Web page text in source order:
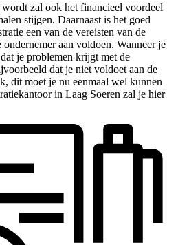
zal ook het financieel voordeel
stijgen. Daarnaast is het goed
een van de vereisten van de
aan voldoen. Wanneer je
je problemen krijgt met de
dat je niet voldoet aan de
dit moet je nu eenmaal wel kunnen
in Laag Soeren zal je hier